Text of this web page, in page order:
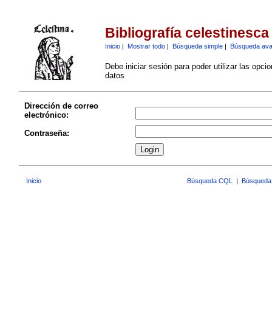
Bibliografía celestinesca
Inicio| Mostrar todo| Búsqueda simple| Búsqueda
Debe iniciar sesión para poder utilizar las
datos
Dirección de correo
electrónico:
Contraseña:
Inicio Búsqueda CQL |